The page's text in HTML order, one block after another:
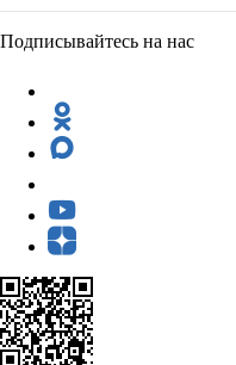
Подписывайтесь на нас